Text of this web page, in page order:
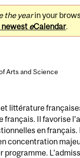
the yearin your
newest eCalendar.
Arts and Science
littérature
français. Il favorise
en français.
concentration